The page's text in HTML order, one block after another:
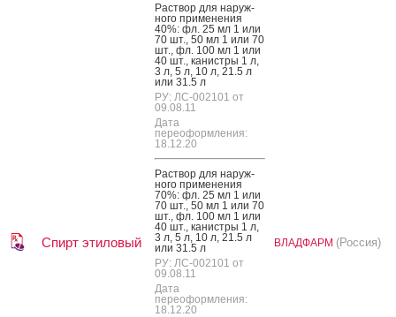
Спирт этиловый
Рас­твор для на­руж­
но­го при­мене­ния
40%: фл. 25 мл 1 или
70 шт., 50 мл 1 или 70
шт., фл. 100 мл 1 или
40 шт., ка­нис­тры 1 л,
3 л, 5 л, 10 л, 21.5 л
или 31.5 л
РУ: ЛС-002101 от
09.08.11
Дата
переоформления:
18.12.20
Рас­твор для на­руж­
но­го при­мене­ния
70%: фл. 25 мл 1 или
70 шт., 50 мл 1 или 70
шт., фл. 100 мл 1 или
40 шт., ка­нис­тры 1 л,
3 л, 5 л, 10 л, 21.5 л
или 31.5 л
РУ: ЛС-002101 от
09.08.11
Дата
переоформления:
18.12.20
ВЛАДФАРМ (Россия)